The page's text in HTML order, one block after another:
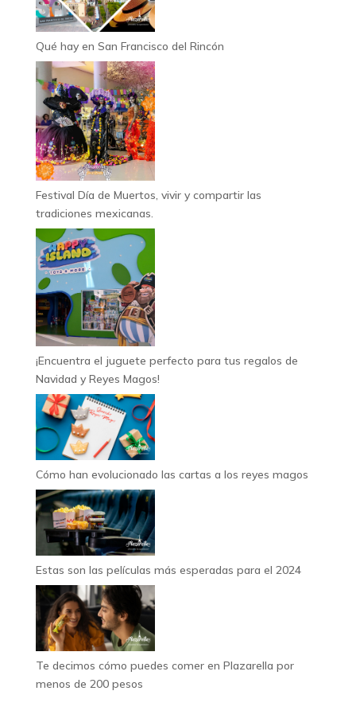
Qué hay en San Francisco del Rincón
Festival Día de Muertos, vivir y compartir las
tradiciones mexicanas.
¡Encuentra el juguete perfecto para tus regalos de
Navidad y Reyes Magos!
Cómo han evolucionado las cartas a los reyes magos
Estas son las películas más esperadas para el 2024
Te decimos cómo puedes comer en Plazarella por
menos de 200 pesos